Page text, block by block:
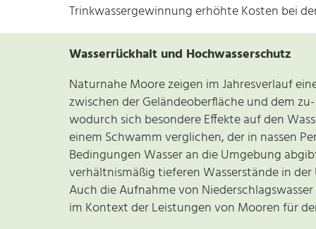
Trinkwassergewinnung erhöhte Kosten bei
Wasserrückhalt und Hochwasserschutz
Naturnahe Moore zeigen im Jahresverlauf
zwischen der Geländeoberfläche und dem
wodurch sich besondere Effekte auf den
einem Schwamm verglichen, der in nassen
Bedingungen Wasser an die Umgebung
verhältnismäßig tieferen Wasserstände in
Auch die Aufnahme von
im Kontext der Leistungen von Mooren für